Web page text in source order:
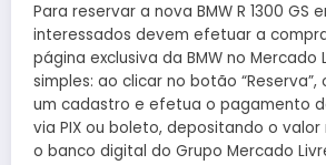
Para reservar a nova BMW R 1300 GS
interessados devem efetuar a
página exclusiva da BMW no Mercado
simples: ao clicar no botão “Reserva”,
um cadastro e efetua o pagamento
via PIX ou boleto, depositando o valor
o banco digital do Grupo Mercado